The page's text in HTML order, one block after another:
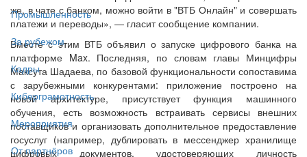
Промышленность
За рубежом
Кадры
Киберграмотность
Мероприятия
От партнёров
же, в чате с банком, можно войти в "ВТБ Онлайн" и совершать
платежи и переводы», — гласит сообщение компании.
Вместе с этим ВТБ объявил о запуске цифрового банка на
платформе Max. Последняя, по словам главы Минцифры
Максута Шадаева, по базовой функциональности сопоставима
с зарубежными конкурентами: приложение построено на
новой архитектуре, присутствует функция машинного
обучения, есть возможность встраивать сервисы внешних
поставщиков и организовать дополнительное предоставление
госуслуг (например, дублировать в мессенджер хранилище
цифровых документов, удостоверяющих личность